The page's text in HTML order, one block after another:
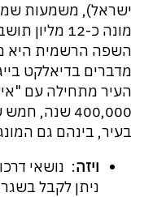
ישראל), משמעות
מונה כ-12
העיר מתחילה עם
400,000
בעיר, בינהם גם
ויזה: נושאי
ניתן לקבל